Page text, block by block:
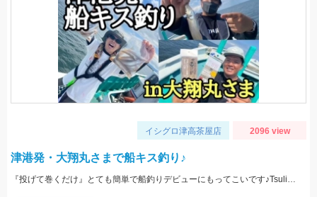
イシグロ津高茶屋店 2096 view
津港発・大翔丸さまで船キス釣り♪
『投げて巻くだけ』とても簡単で船釣りデビューにもってこいです♪Tsulino船キス仕掛けもお忘れなく！